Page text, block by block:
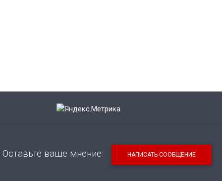
Оставьте ваше мнение НАПИСАТЬ СООБЩЕНИЕ